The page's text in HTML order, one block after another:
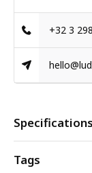
+32 3
Specifications
Tags